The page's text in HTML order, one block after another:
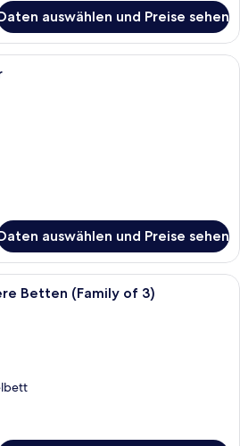
auswählen und Preise sehen
Ein Hotelzimmer mit einem Bett,
auswählen und Preise sehen
Ein Hotelzimmer mit zwei Betten,
Betten (Family of 3)